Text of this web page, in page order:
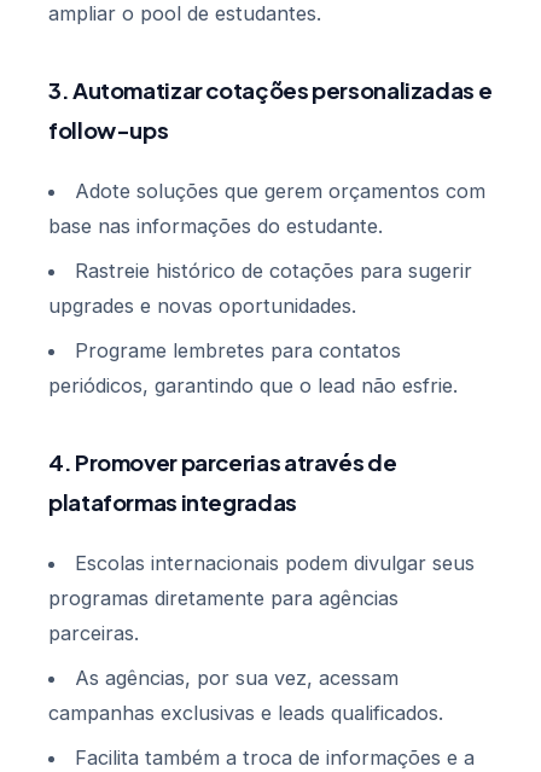
ampliar o pool de estudantes.
3. Automatizar cotações personalizadas e
follow-ups
Adote soluções que gerem orçamentos com
base nas informações do estudante.
Rastreie histórico de cotações para sugerir
upgrades e novas oportunidades.
Programe lembretes para contatos
periódicos, garantindo que o lead não esfrie.
4. Promover parcerias através de
plataformas integradas
Escolas internacionais podem divulgar seus
programas diretamente para agências
parceiras.
As agências, por sua vez, acessam
campanhas exclusivas e leads qualificados.
Facilita também a troca de informações e a